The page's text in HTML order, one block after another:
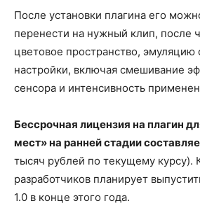
После установки плагина его
перенести на нужный клип, после
цветовое пространство, эмуляцию
настройки, включая смешивание
сенсора и интенсивность
Бессрочная лицензия на плагин
мест» на ранней стадии
тысяч рублей по текущему курсу).
разработчиков планирует
1.0 в конце этого года.